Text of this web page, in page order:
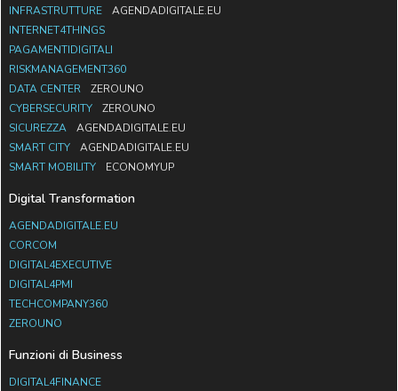
INFRASTRUTTURE
AGENDADIGITALE.EU
INTERNET4THINGS
PAGAMENTIDIGITALI
RISKMANAGEMENT360
DATA CENTER
ZEROUNO
CYBERSECURITY
ZEROUNO
SICUREZZA
AGENDADIGITALE.EU
SMART CITY
AGENDADIGITALE.EU
SMART MOBILITY
ECONOMYUP
Digital Transformation
AGENDADIGITALE.EU
CORCOM
DIGITAL4EXECUTIVE
DIGITAL4PMI
TECHCOMPANY360
ZEROUNO
Funzioni di Business
DIGITAL4FINANCE